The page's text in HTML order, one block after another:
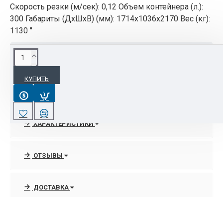
Скорость резки (м/сек): 0,12 Объем контейнера (л.):
300 Габариты (ДхШхВ) (мм): 1714х1036х2170 Вес (кг):
1130 "
КУПИТЬ
ОПИСАНИЕ
Имеет фотоэлемент для автоматического пуска
и остановки
Кнопочные органы управления и индикаторы
Оптический сигнал о готовности
Двойная защита электродвигателя от перегрузок
ХАРАКТЕРИСТИКИ
ОТЗЫВЫ
ДОСТАВКА